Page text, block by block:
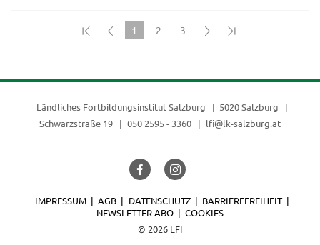
1
2 3
Ländliches Fortbildungsinstitut Salzburg
5020 Salzburg
Schwarzstraße 19
050 2595 - 3360 lfi@lk-salzburg.at
© 2026 LFI
IMPRESSUM AGB DATENSCHUTZ
BARRIEREFREIHEIT
NEWSLETTER ABO
COOKIES